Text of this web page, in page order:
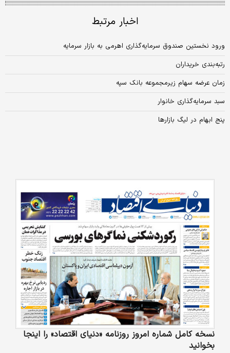
اخبار مرتبط
ورود نخستین صندوق سرمایه‌گذاری اهرمی به بازار سرمایه
رتبه‌بندی خریداران
زمان عرضه سهام زیرمجموعه بانک سپه
سبد سرمایه‌گذاری خانوار
پنج ابهام در لیگ بازارها
نسخه کامل شماره امروز روزنامه «دنیای‌ اقتصاد» را اینجا
بخوانید